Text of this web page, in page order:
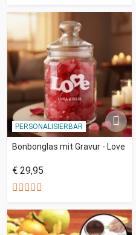
PERSONALISIERBAR
Bonbonglas mit Gravur - Love
€ 29,95